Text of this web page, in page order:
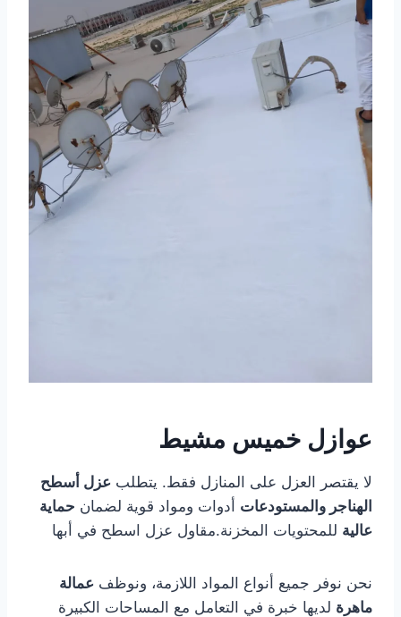
عوازل خميس مشيط
لا يقتصر العزل على المنازل فقط. يتطلب عزل أسطح
الهناجر والمستودعات أدوات ومواد قوية لضمان حماية
عالية للمحتويات المخزنة.مقاول عزل اسطح في أبها
نحن نوفر جميع أنواع المواد اللازمة، ونوظف عمالة
ماهرة لديها خبرة في التعامل مع المساحات الكبيرة